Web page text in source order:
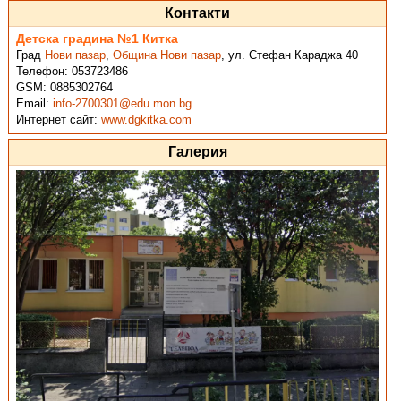
Контакти
Детска градина №1 Китка
Град Нови пазар,Община Нови пазар,ул. Стефан Караджа 40
Телефон:053723486
GSM:0885302764
Email:info-2700301@edu.mon.bg
Интернет сайт:www.dgkitka.com
Галерия